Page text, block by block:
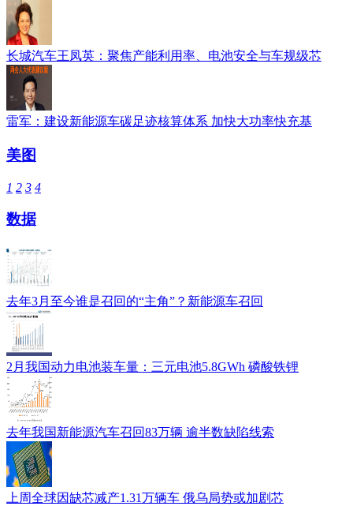
长城汽车王凤英：聚焦产能利用率、电池安全与车规级芯
雷军：建设新能源车碳足迹核算体系 加快大功率快充基
美图
1 2 3 4
数据
去年3月至今谁是召回的“主角”？新能源车召回
2月我国动力电池装车量：三元电池5.8GWh 磷酸铁锂
去年我国新能源汽车召回83万辆 逾半数缺陷线索
上周全球因缺芯减产1.31万辆车 俄乌局势或加剧芯